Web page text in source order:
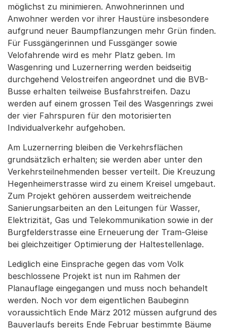
möglichst zu minimieren. Anwohnerinnen und
Anwohner werden vor ihrer Haustüre insbesondere
aufgrund neuer Baumpflanzungen mehr Grün finden.
Für Fussgängerinnen und Fussgänger sowie
Velofahrende wird es mehr Platz geben. Im
Wasgenring und Luzernerring werden beidseitig
durchgehend Velostreifen angeordnet und die BVB-
Busse erhalten teilweise Busfahrstreifen. Dazu
werden auf einem grossen Teil des Wasgenrings zwei
der vier Fahrspuren für den motorisierten
Individualverkehr aufgehoben.
Am Luzernerring bleiben die Verkehrsflächen
grundsätzlich erhalten; sie werden aber unter den
Verkehrsteilnehmenden besser verteilt. Die Kreuzung
Hegenheimerstrasse wird zu einem Kreisel umgebaut.
Zum Projekt gehören ausserdem weitreichende
Sanierungsarbeiten an den Leitungen für Wasser,
Elektrizität, Gas und Telekommunikation sowie in der
Burgfelderstrasse eine Erneuerung der Tram-Gleise
bei gleichzeitiger Optimierung der Haltestellenlage.
Lediglich eine Einsprache gegen das vom Volk
beschlossene Projekt ist nun im Rahmen der
Planauflage eingegangen und muss noch behandelt
werden. Noch vor dem eigentlichen Baubeginn
voraussichtlich Ende März 2012 müssen aufgrund des
Bauverlaufs bereits Ende Februar bestimmte Bäume